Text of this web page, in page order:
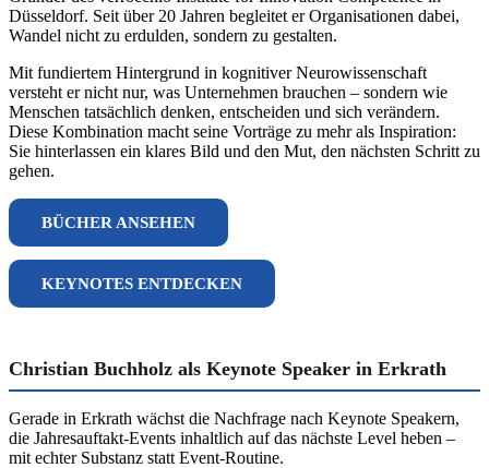
Düsseldorf. Seit über 20 Jahren begleitet er Organisationen dabei,
Wandel nicht zu erdulden, sondern zu gestalten.
Mit fundiertem Hintergrund in kognitiver Neurowissenschaft
versteht er nicht nur, was Unternehmen brauchen – sondern wie
Menschen tatsächlich denken, entscheiden und sich verändern.
Diese Kombination macht seine Vorträge zu mehr als Inspiration:
Sie hinterlassen ein klares Bild und den Mut, den nächsten Schritt zu
gehen.
BÜCHER ANSEHEN
KEYNOTES ENTDECKEN
Christian Buchholz als Keynote Speaker in Erkrath
Gerade in Erkrath wächst die Nachfrage nach Keynote Speakern,
die Jahresauftakt-Events inhaltlich auf das nächste Level heben –
mit echter Substanz statt Event-Routine.